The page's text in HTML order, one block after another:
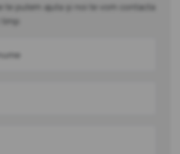
te putem ajuta și noi te vom contacta